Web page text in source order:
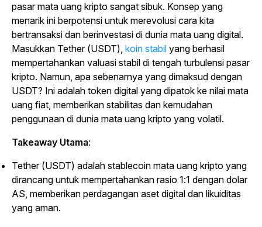
pasar mata uang kripto sangat sibuk. Konsep yang
menarik ini berpotensi untuk merevolusi cara kita
bertransaksi dan berinvestasi di dunia mata uang digital.
Masukkan Tether (USDT), koin stabil yang berhasil
mempertahankan valuasi stabil di tengah turbulensi pasar
kripto. Namun, apa sebenarnya yang dimaksud dengan
USDT? Ini adalah token digital yang dipatok ke nilai mata
uang fiat, memberikan stabilitas dan kemudahan
penggunaan di dunia mata uang kripto yang volatil.
Takeaway Utama:
Tether (USDT) adalah stablecoin mata uang kripto yang
dirancang untuk mempertahankan rasio 1:1 dengan dolar
AS, memberikan perdagangan aset digital dan likuiditas
yang aman.